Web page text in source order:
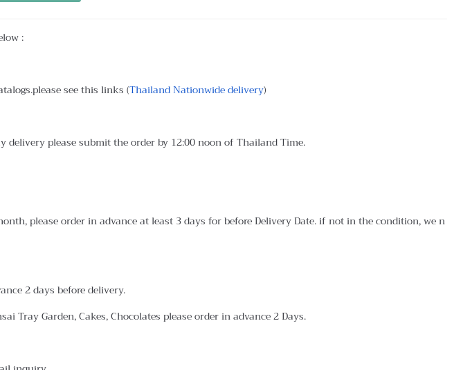
:
see this links (Thailand Nationwide delivery)
delivery please submit the order by 12:00 noon of Thailand Time.
please order in advance at least 3 days for before Delivery Date. if not in the condition, we n
2 days before delivery.
Tray Garden, Cakes, Chocolates please order in advance 2 Days.